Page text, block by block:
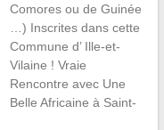
Comores ou de Guinée
…) Inscrites dans cette
Commune d’ Ille-et-
Vilaine ! Vraie
Rencontre avec Une
Belle Africaine à Saint-